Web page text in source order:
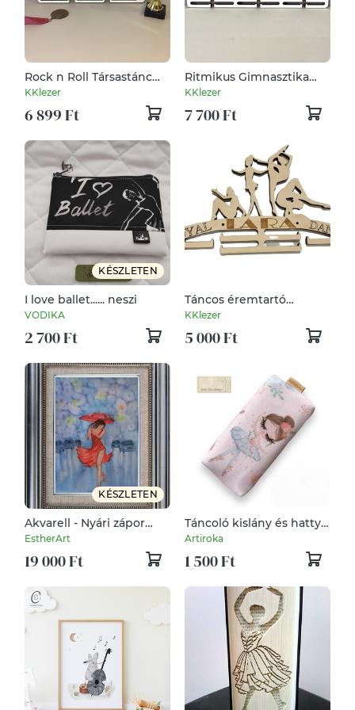
Rock n Roll Társastánc
éremtartó ajándék
KKlezer
6 899 Ft
Ritmikus Gimnasztika
éremtartó
KKlezer
7 700 Ft
KÉSZLETEN
I love ballet...... neszi
VODIKA
2 700 Ft
Táncos éremtartó
névrszólóan
KKlezer
5 000 Ft
KÉSZLETEN
Akvarell - Nyári zápor
(2026.)
EstherArt
19 000 Ft
Táncoló kislány és hattyú
mintás prémium pamut
BALETT - Artiroka design
Artiroka
1 500 Ft